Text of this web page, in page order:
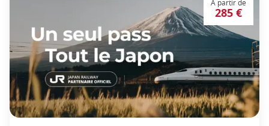
À partir de
285 €